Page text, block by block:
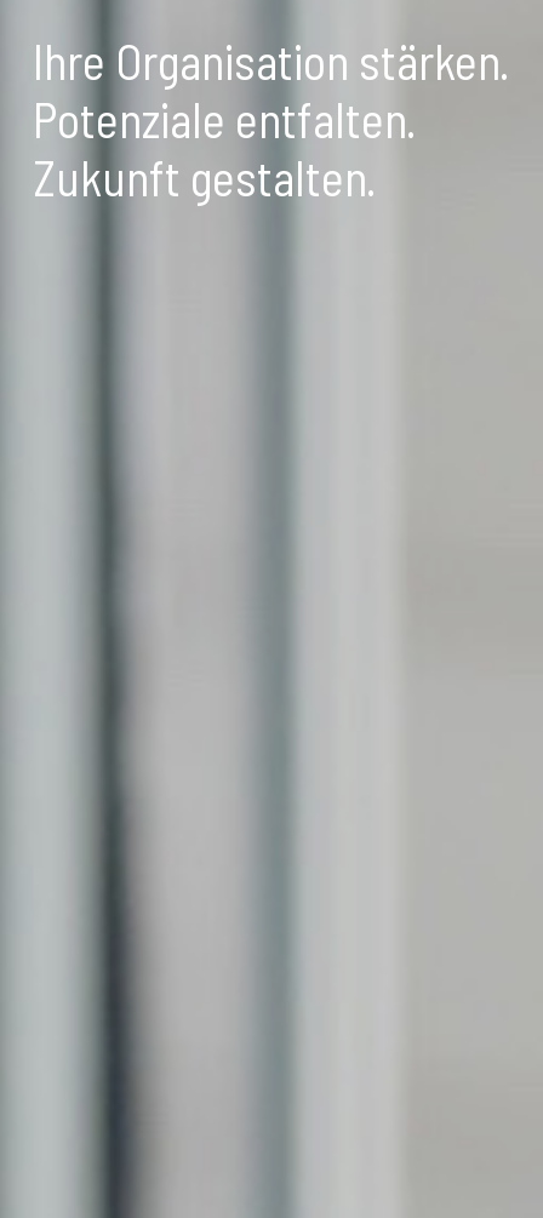
Ihre Organisation stärken.
Potenziale entfalten.
Zukunft gestalten.